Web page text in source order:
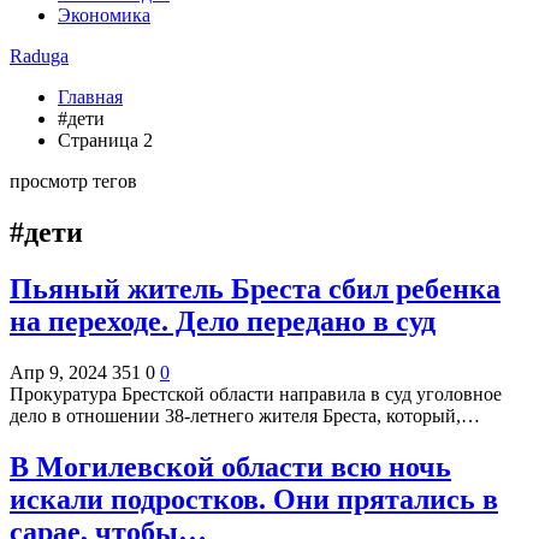
Экономика
Raduga
Главная
#дети
Страница 2
просмотр тегов
#дети
Пьяный житель Бреста сбил ребенка
на переходе. Дело передано в суд
Апр 9, 2024 351 0 0
Прокуратура Брестской области направила в суд уголовное
дело в отношении 38-летнего жителя Бреста, который,…
В Могилевской области всю ночь
искали подростков. Они прятались в
сарае, чтобы…